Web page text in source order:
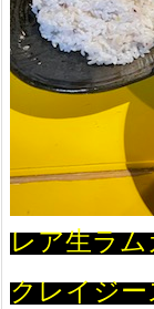
レア生ラ
クレイジ